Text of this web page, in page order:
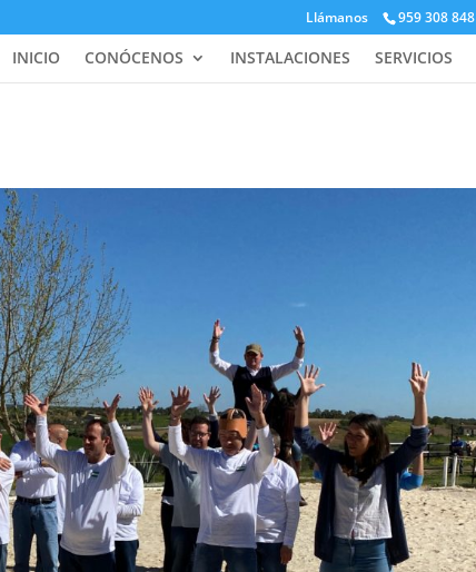
Llámanos 959 308 848
INICIO CONÓCENOS INSTALACIONES SERVICIOS